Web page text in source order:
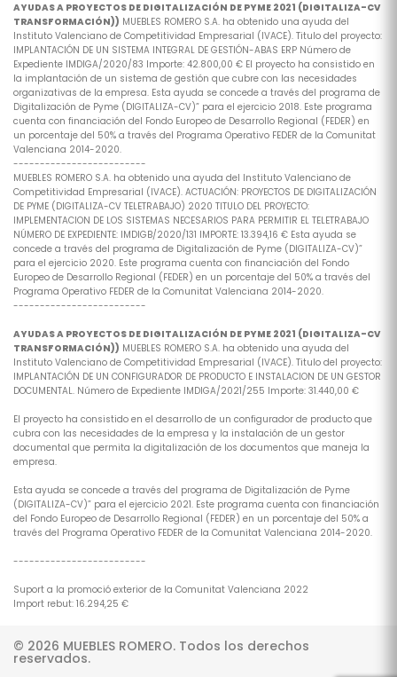
AYUDAS A PROYECTOS DE DIGITALIZACIÓN DE PYME 2021 (DIGITALIZA-CV
TRANSFORMACIÓN)) MUEBLES ROMERO S.A. ha obtenido una ayuda del
Instituto Valenciano de Competitividad Empresarial (IVACE). Titulo del proyecto:
IMPLANTACIÓN DE UN SISTEMA INTEGRAL DE GESTIÓN-ABAS ERP Número de
Expediente IMDIGA/2020/83 Importe: 42.800,00 € El proyecto ha consistido en
la implantación de un sistema de gestión que cubre con las necesidades
organizativas de la empresa. Esta ayuda se concede a través del programa de
Digitalización de Pyme (DIGITALIZA-CV)” para el ejercicio 2018. Este programa
cuenta con financiación del Fondo Europeo de Desarrollo Regional (FEDER) en
un porcentaje del 50% a través del Programa Operativo FEDER de la Comunitat
Valenciana 2014-2020.
-------------------------
MUEBLES ROMERO S.A. ha obtenido una ayuda del Instituto Valenciano de
Competitividad Empresarial (IVACE). ACTUACIÓN: PROYECTOS DE DIGITALIZACIÓN
DE PYME (DIGITALIZA-CV TELETRABAJO) 2020 TITULO DEL PROYECTO:
IMPLEMENTACION DE LOS SISTEMAS NECESARIOS PARA PERMITIR EL TELETRABAJO
NÚMERO DE EXPEDIENTE: IMDIGB/2020/131 IMPORTE: 13.394,16 € Esta ayuda se
concede a través del programa de Digitalización de Pyme (DIGITALIZA-CV)”
para el ejercicio 2020. Este programa cuenta con financiación del Fondo
Europeo de Desarrollo Regional (FEDER) en un porcentaje del 50% a través del
Programa Operativo FEDER de la Comunitat Valenciana 2014-2020.
-------------------------
AYUDAS A PROYECTOS DE DIGITALIZACIÓN DE PYME 2021 (DIGITALIZA-CV
TRANSFORMACIÓN)) MUEBLES ROMERO S.A. ha obtenido una ayuda del
Instituto Valenciano de Competitividad Empresarial (IVACE). Titulo del proyecto:
IMPLANTACIÓN DE UN CONFIGURADOR DE PRODUCTO E INSTALACION DE UN GESTOR
DOCUMENTAL. Número de Expediente IMDIGA/2021/255 Importe: 31.440,00 €
El proyecto ha consistido en el desarrollo de un configurador de producto que
cubra con las necesidades de la empresa y la instalación de un gestor
documental que permita la digitalización de los documentos que maneja la
empresa.
Esta ayuda se concede a través del programa de Digitalización de Pyme
(DIGITALIZA-CV)” para el ejercicio 2021. Este programa cuenta con financiación
del Fondo Europeo de Desarrollo Regional (FEDER) en un porcentaje del 50% a
través del Programa Operativo FEDER de la Comunitat Valenciana 2014-2020.
-------------------------
Suport a la promoció exterior de la Comunitat Valenciana 2022
Import rebut: 16.294,25 €
© 2026 MUEBLES ROMERO. Todos los derechos
reservados.